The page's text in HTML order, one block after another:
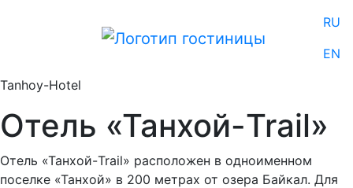
RU
EN
Tanhoy-Hotel
Отель «Танхой-Trail»
Отель «Танхой-Trail» расположен в одноименном
поселке «Танхой» в 200 метрах от озера Байкал. Для